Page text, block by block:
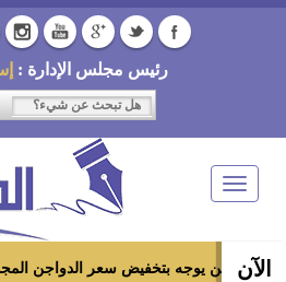
رئيس مجلس الإدارة :
Toggle
navigation
الآن
سعر الدواجن المجمدة إلى 100 جنيه للكيلو بالمجمعات الاستهلاكية ومعارض «أهلاً